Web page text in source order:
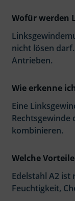
Wofür werden
nicht lösen
Antrieben.
Wie erkenne
Eine
kombinieren.
Welche
Edelstahl A2
Feuchtigkeit,